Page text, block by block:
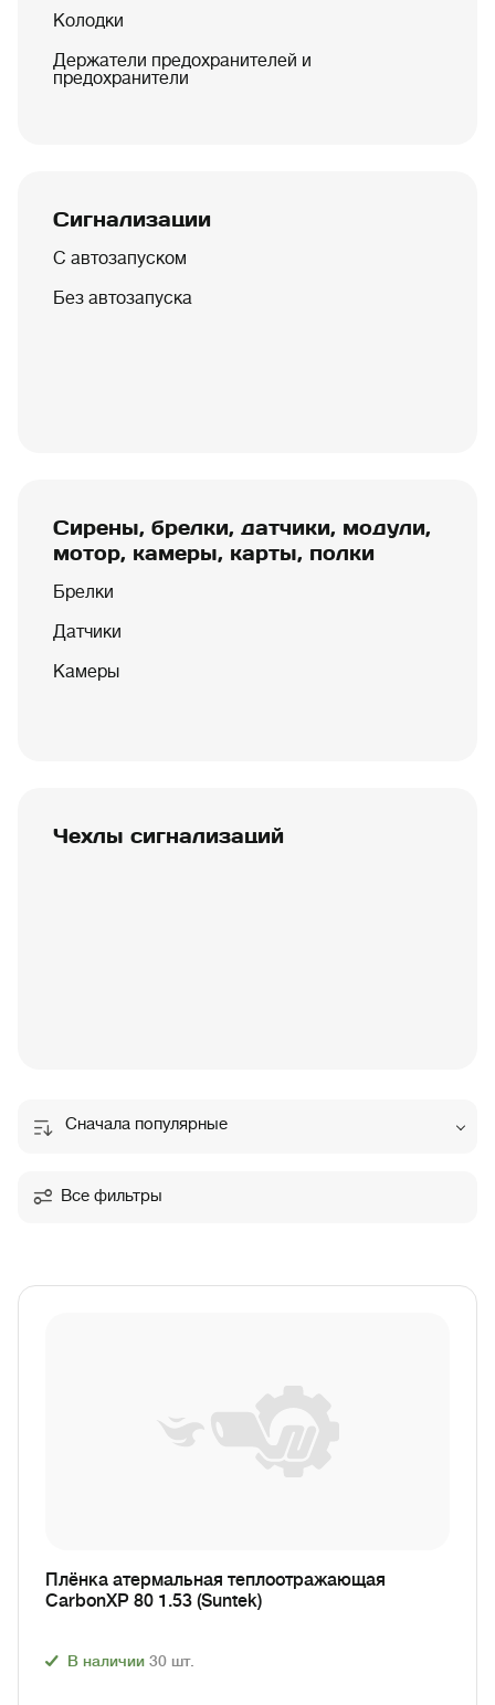
Колодки
Держатели предохранителей и
предохранители
Сигнализации
С автозапуском
Без автозапуска
Сирены, брелки, датчики, модули,
мотор, камеры, карты, полки
Брелки
Датчики
Камеры
Чехлы сигнализаций
Сначала популярные
Все фильтры
Плёнка атермальная теплоотражающая
CarbonXP 80 1.53 (Suntek)
В наличии 30 шт.